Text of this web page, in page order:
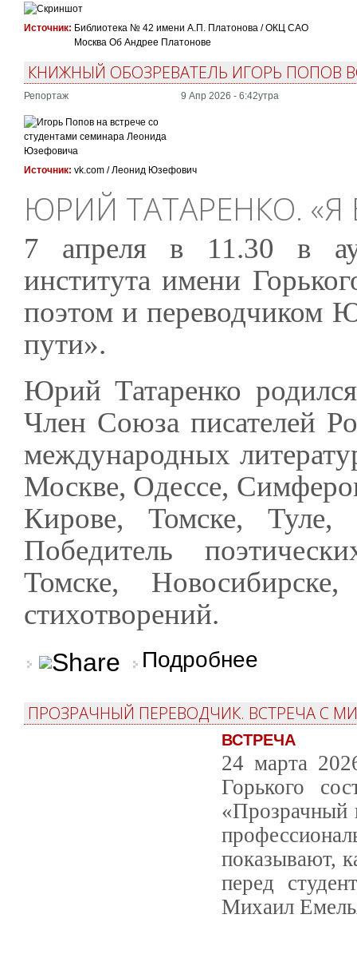
Источник: Библиотека № 42 имени А.П. Платонова / ОКЦ САО
Москва Об Андрее Платонове
КНИЖНЫЙ ОБОЗРЕВАТЕЛЬ ИГОРЬ ПОПОВ
Репортаж 9 Апр 2026 - 6:42утра
Источник: vk.com / Леонид Юзефович
ЮРИЙ ТАТАРЕНКО. «Я
7 апреля в 11.30 в
института имени
поэтом и переводчиком
пути».
Юрий Татаренко
Член Союза писателей
международных
Москве, Одессе,
Кирове, Томске,
Победитель
Томске,
стихотворений.
Подробнее
ПРОЗРАЧНЫЙ ПЕРЕВОДЧИК. ВСТРЕЧА С
ВСТРЕЧА
24 марта
Горького
«Прозрачный
показывают,
перед
Михаил